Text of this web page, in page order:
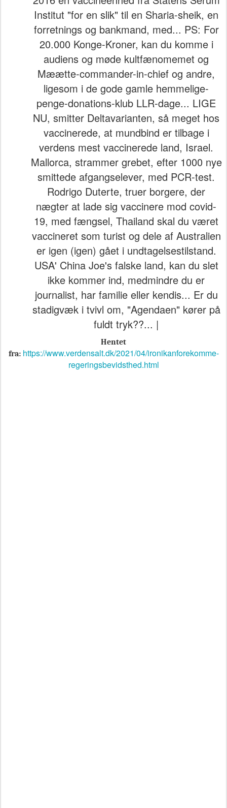
Institut "for en slik" til en Sharia-sheik, en
forretnings og bankmand, med... PS: For
20.000 Konge-Kroner, kan du komme i
audiens og møde kultfænomemet og
Mæætte-commander-in-chief og andre,
ligesom i de gode gamle hemmelige-
penge-donations-klub LLR-dage... LIGE
NU, smitter Deltavarianten, så meget hos
vaccinerede, at mundbind er tilbage i
verdens mest vaccinerede land, Israel.
Mallorca, strammer grebet, efter 1000 nye
smittede afgangselever, med PCR-test.
Rodrigo Duterte, truer borgere, der
nægter at lade sig vaccinere mod covid-
19, med fængsel, Thailand skal du været
vaccineret som turist og dele af Australien
er igen (igen) gået i undtagelsestilstand.
USA' China Joe's falske land, kan du slet
ikke kommer ind, medmindre du er
journalist, har familie eller kendis... Er du
stadigvæk i tvivl om, "Agendaen" kører på
fuldt tryk??... |
Hentet
fra: https://www.verdensalt.dk/2021/04/ironikanforekomme-
regeringsbevidsthed.html